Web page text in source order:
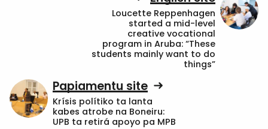
Loucette Reppenhagen
started a mid-level
creative vocational
program in Aruba: “These
students mainly want to do
things”
Papiamentu site
Krísis polítiko ta lanta
kabes atrobe na Boneiru:
UPB ta retirá apoyo pa MPB